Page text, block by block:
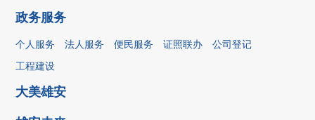
政务服务
个人服务 法人服务 便民服务 证照联办
公司登记
工程建设
大美雄安